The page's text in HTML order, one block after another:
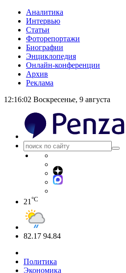
Аналитика
Интервью
Статьи
Фоторепортажи
Биографии
Энциклопедия
Онлайн-конференции
Архив
Реклама
12:16:03 Воскресенье, 9 августа
21 °C
82.17 94.84
Политика
Экономика